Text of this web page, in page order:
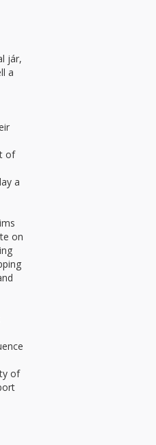
jár,
a
of
a
on
of